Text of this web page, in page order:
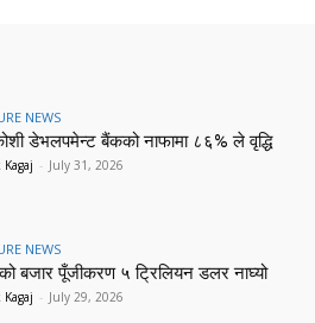
NEWS
डेभलपमेन्ट बैंकको नाफामा ८६% ले वृद्धि
- July 31, 2026
NEWS
बजार पूँजीकरण ५ ट्रिलियन डलर नाघ्यो
- July 29, 2026